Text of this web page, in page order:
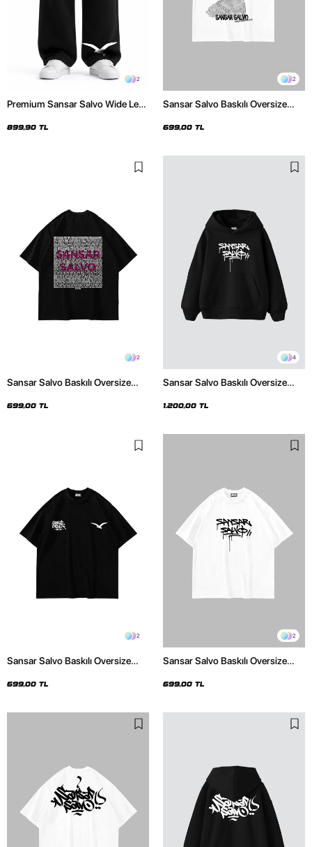
2
Premium Sansar Salvo Wide Leg
899,90 TL
2
Sansar Salvo Baskılı Oversize
699,00 TL
2
Sansar Salvo Baskılı Oversize
699,00 TL
4
Sansar Salvo Baskılı Oversize
1.200,00 TL
2
Sansar Salvo Baskılı Oversize
699,00 TL
2
Sansar Salvo Baskılı Oversize
699,00 TL